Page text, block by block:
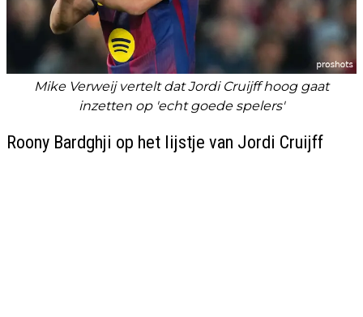
Mike Verweij vertelt dat Jordi Cruijff hoog gaat
inzetten op 'echt goede spelers'
Roony Bardghji op het lijstje van Jordi Cruijff